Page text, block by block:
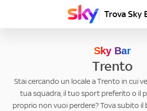
Trova Sky
Sky Bar
Trento
Stai cercando un locale a Trento in cui
tua squadra, il tuo sport preferito o il
proprio non vuoi perdere? Tova subito il